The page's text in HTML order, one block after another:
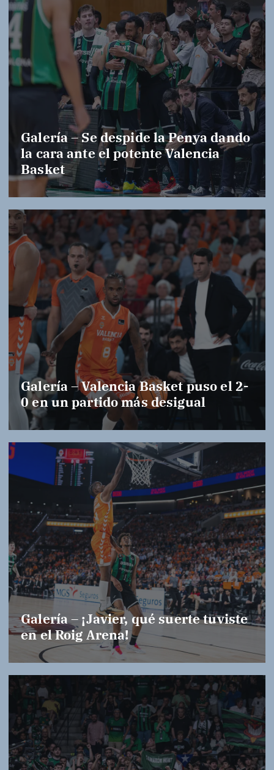
Galería – Se despide la Penya dando
la cara ante el potente Valencia
Basket
Galería – Valencia Basket puso el 2-
0 en un partido más desigual
Galería – ¡Javier, qué suerte tuviste
en el Roig Arena!